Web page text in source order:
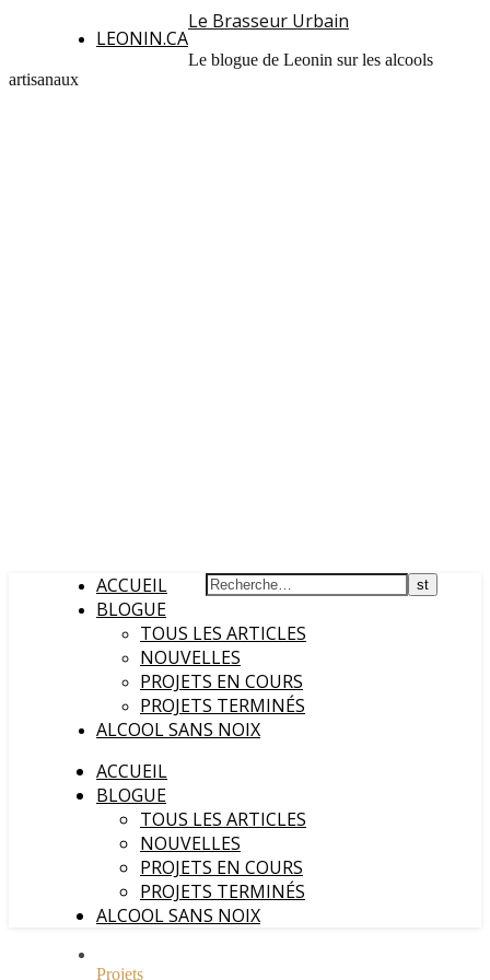
LEONIN.CA
Le Brasseur Urbain
Le blogue de Leonin sur les alcools
artisanaux
ACCUEIL
BLOGUE
TOUS LES ARTICLES
NOUVELLES
PROJETS EN COURS
PROJETS TERMINÉS
ALCOOL SANS NOIX
ACCUEIL
BLOGUE
TOUS LES ARTICLES
NOUVELLES
PROJETS EN COURS
PROJETS TERMINÉS
ALCOOL SANS NOIX
Projets